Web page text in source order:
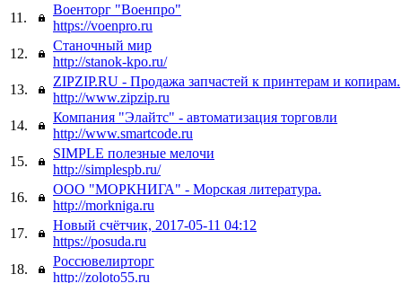
11.
Военторг "Военпро"
https://voenpro.ru
12.
Станочный мир
http://stanok-kpo.ru/
13.
ZIPZIP.RU - Продажа запчастей к принтерам и копирам.
http://www.zipzip.ru
14.
Компания "Элайтс" - автоматизация торговли
http://www.smartcode.ru
15.
SIMPLE полезные мелочи
http://simplespb.ru/
16.
ООО "МОРКНИГА" - Морская литература.
http://morkniga.ru
17.
Новый счётчик, 2017-05-11 04:12
https://posuda.ru
18.
Россювелирторг
http://zoloto55.ru